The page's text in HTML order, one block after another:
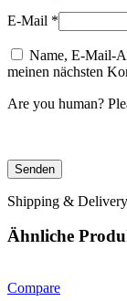
E-Mail *
Name, E-Mail-
meinen nächsten
Are you human?
Shipping & Delivery
Ähnliche
Compare